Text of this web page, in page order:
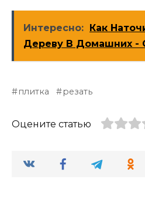
Интересно: Как
Дереву В Домашних -
плитка резать
Оцените статью